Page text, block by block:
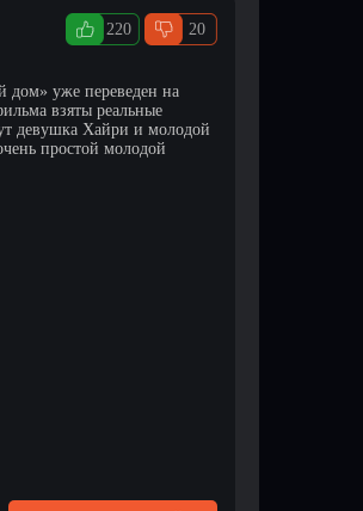
220 20
дом» уже переведен на
взяты реальные
девушка Хайри и молодой
простой молодой